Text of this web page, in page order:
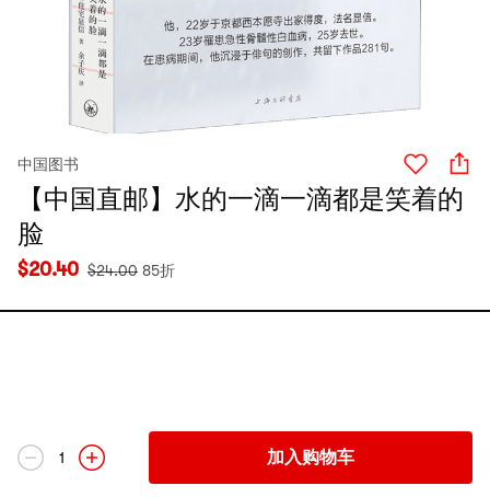
中国图书
【中国直邮】水的一滴一滴都是笑着的
脸
$20.40 $24.00 85折
1 加入购物车